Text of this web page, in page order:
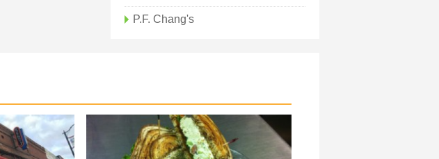
P.F. Chang's